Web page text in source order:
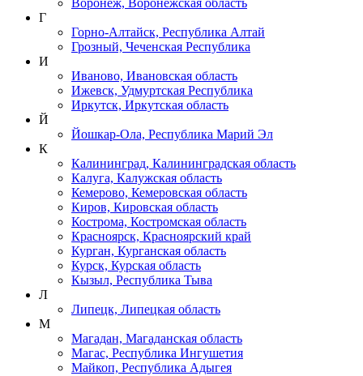
Г
Горно-Алтайск, Республика Алтай
Грозный, Чеченская Республика
И
Иваново, Ивановская область
Ижевск, Удмуртская Республика
Иркутск, Иркутская область
Й
Йошкар-Ола, Республика Марий Эл
К
Калининград, Калининградская область
Калуга, Калужская область
Кемерово, Кемеровская область
Киров, Кировская область
Кострома, Костромская область
Красноярск, Красноярский край
Курган, Курганская область
Курск, Курская область
Кызыл, Республика Тыва
Л
Липецк, Липецкая область
М
Магадан, Магаданская область
Магас, Республика Ингушетия
Майкоп, Республика Адыгея